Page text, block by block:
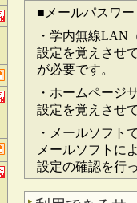
■メールパスワ
・学内無線LAN
設定を覚えさせ
が必要です。
・ホームページ
設定を覚えさせ
・メールソフト
メールソフトに
設定の確認を行